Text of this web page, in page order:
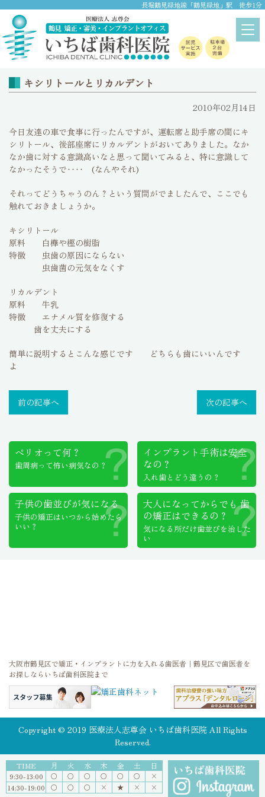
長堀鶴見緑地線「鶴見緑地」駅 徒歩1分
ブログ
home
キシリトールとリカルデント
2010年02月14日
今日友達の車で食事に行ったんですが、運転席と助手席の間にキ
シリトール、後部座席にリカルデントがおいてありました。なか
なか歯に対する意識高いなと思って聞いてみると、特に意識して
なかったそうで‥‥ (なんやそれ)
それってどうちゃうのん？という質問がでましたんで、ここでも
触れておきましょうか。
キシリトール
原料 白樺や樫の樹脂
特徴 虫歯の原因にならない
虫歯菌の元気をなくす
リカルデント
原料 牛乳
特徴 エナメル質を修復する
歯を丈夫にする
簡単に説明するとこんな感じです どちらも歯にいいんです
よ
前の記事へ 次の記事へ
ペリオって何？
歯周病って怖い病気なの？
インプラント手術は安全
なの？
入れ歯とどう違うの？
子供の歯並びが気になる
子供の矯正はいつから始めたら
いい？
大人になってからでも歯
の矯正はできるの？
気になる所だけ歯並びを治した
い
TIME 月 火 水 木 金 土 日
9:30-13:00 ○ ○ ○ 〇 ○ 〇
×
14:30-19:00
○ ○ ○ × ★ ×
×
大阪市鶴見区で矯正・インプラントに力を入れる歯医者｜鶴見区で歯医者を
お探しならいちば歯科医院まで
Copyright © 2019 医療法人志尊会 いちば歯科医院 All Rights
Reserved.